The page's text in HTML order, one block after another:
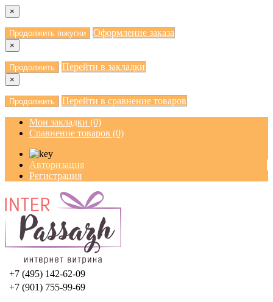
×
Продолжить покупки Оформление заказа
×
Продолжить Перейти в закладки
×
Продолжить Перейти в сравнение товаров
Мои закладки (0)
Сравнение товаров (0)
Авторизация
Регистрация
+7 (495) 142-62-09
+7 (901) 755-99-69